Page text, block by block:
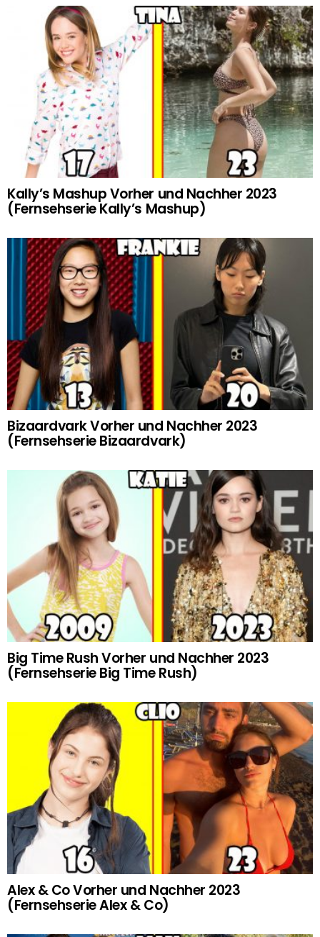
Kally’s Mashup Vorher und Nachher 2023
(Fernsehserie Kally’s Mashup)
Bizaardvark Vorher und Nachher 2023
(Fernsehserie Bizaardvark)
Big Time Rush Vorher und Nachher 2023
(Fernsehserie Big Time Rush)
Alex & Co Vorher und Nachher 2023
(Fernsehserie Alex & Co)